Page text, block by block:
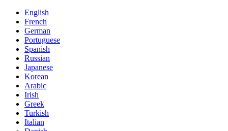
English
French
German
Portuguese
Spanish
Russian
Japanese
Korean
Arabic
Irish
Greek
Turkish
Italian